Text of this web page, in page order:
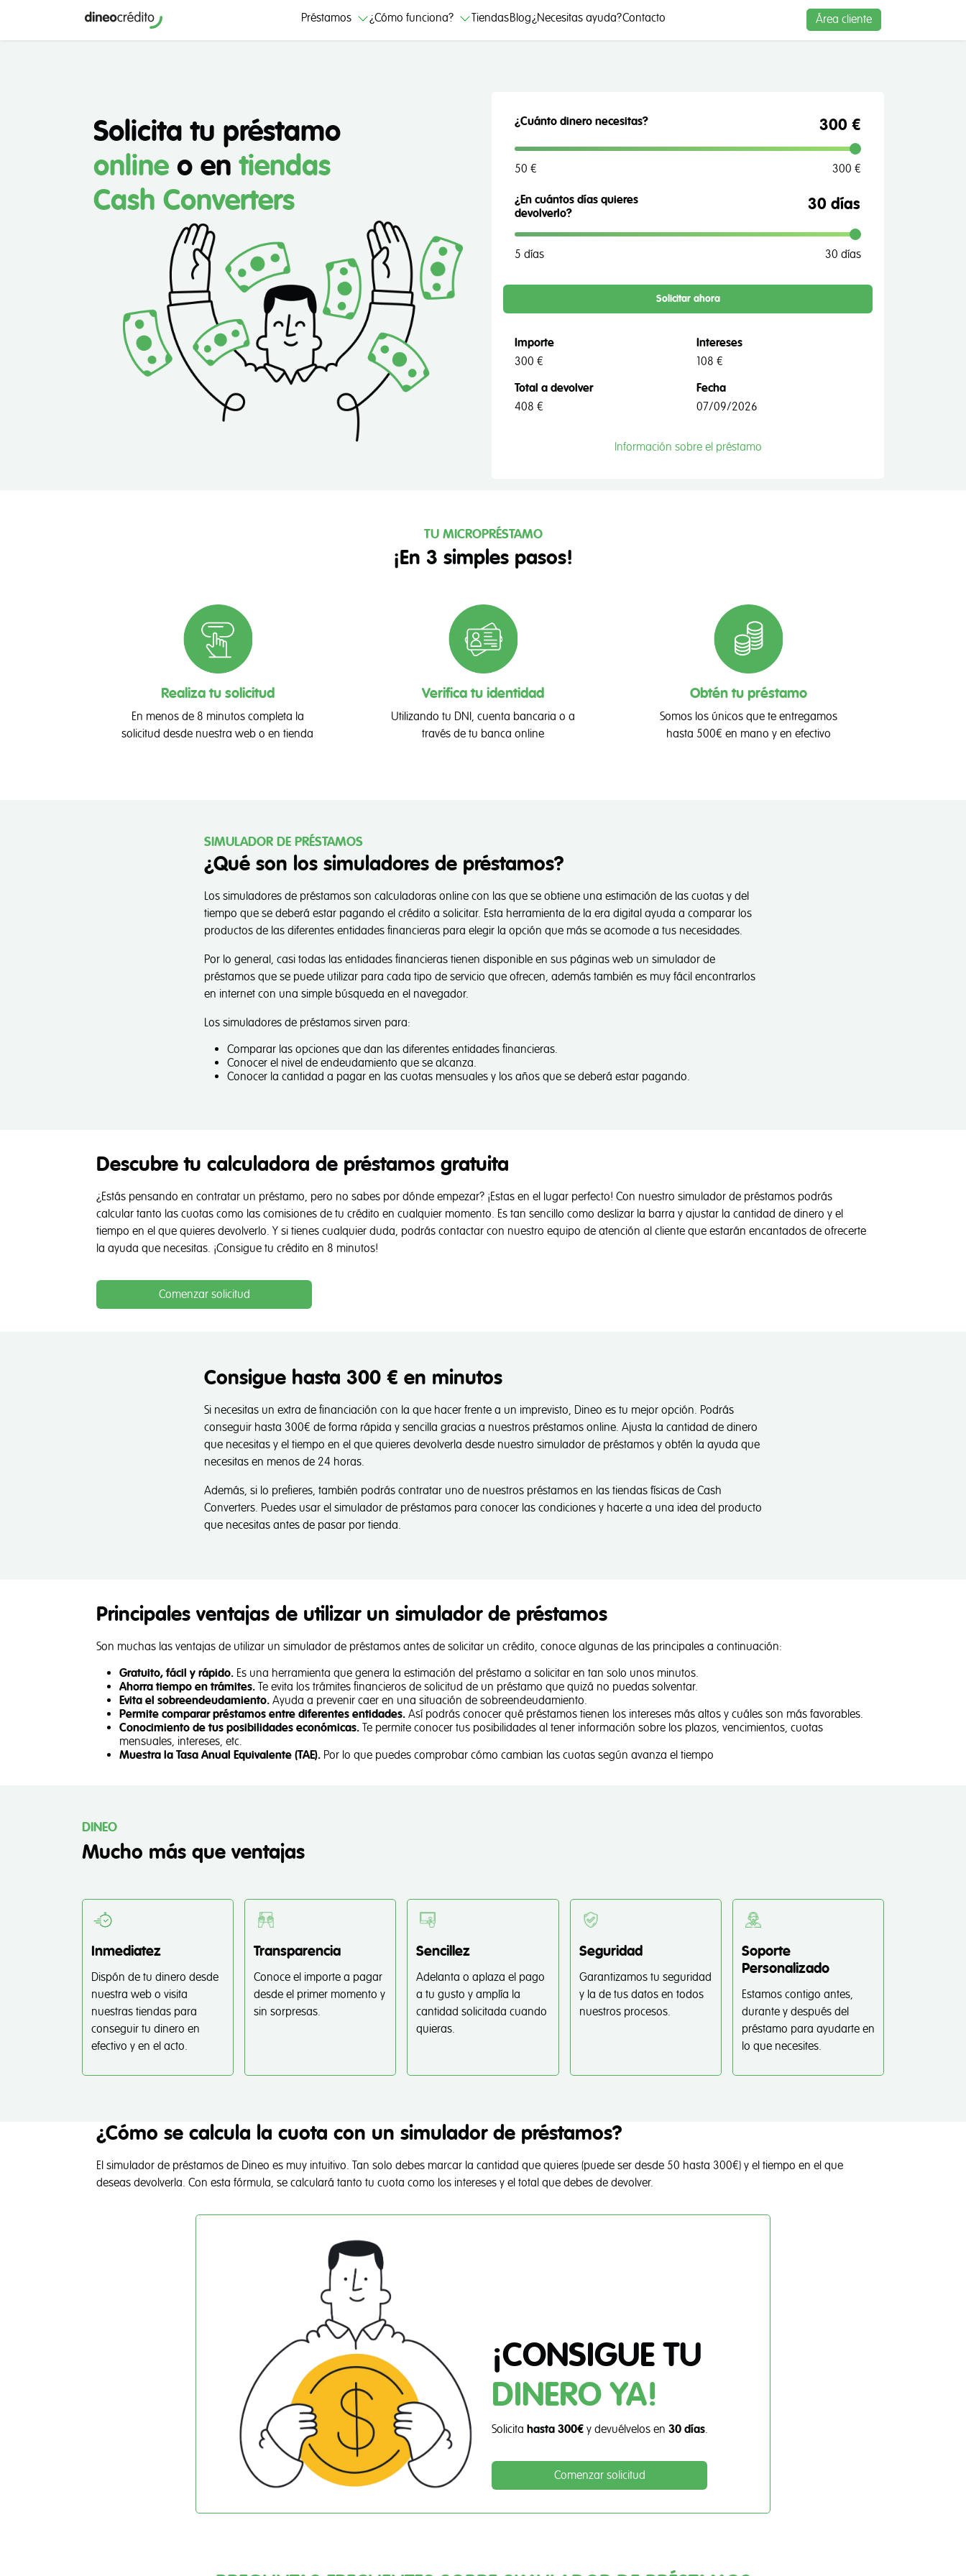
Préstamos ¿Cómo funciona? TiendasBlog¿Necesitas ayuda?Contacto Área cliente
Solicita tu préstamo
online o en tiendas
Cash Converters
¿Cuánto dinero necesitas? 300 €
50 € 300 €
¿En cuántos días quieres
devolverlo?
5 días 30 días
Solicitar ahora
Importe
300 €
Intereses
108 €
Total a devolver
408 €
Fecha
07/09/2026
Información sobre el préstamo
TU MICROPRÉSTAMO
¡En 3 simples pasos!
Realiza tu solicitud
En menos de 8 minutos completa la
solicitud desde nuestra web o en tienda
Verifica tu identidad
Utilizando tu DNI, cuenta bancaria o a
través de tu banca online
Obtén tu préstamo
Somos los únicos que te entregamos
hasta 500€ en mano y en efectivo
SIMULADOR DE PRÉSTAMOS
¿Qué son los simuladores de préstamos?
Los simuladores de préstamos son calculadoras online con las que se obtiene una estimación de las cuotas y del
tiempo que se deberá estar pagando el crédito a solicitar. Esta herramienta de la era digital ayuda a comparar los
productos de las diferentes entidades financieras para elegir la opción que más se acomode a tus necesidades.
Por lo general, casi todas las entidades financieras tienen disponible en sus páginas web un simulador de
préstamos que se puede utilizar para cada tipo de servicio que ofrecen, además también es muy fácil encontrarlos
en internet con una simple búsqueda en el navegador.
Los simuladores de préstamos sirven para:
Comparar las opciones que dan las diferentes entidades financieras.
Conocer el nivel de endeudamiento que se alcanza.
Conocer la cantidad a pagar en las cuotas mensuales y los años que se deberá estar pagando.
Descubre tu calculadora de préstamos gratuita
¿Estás pensando en contratar un préstamo, pero no sabes por dónde empezar? ¡Estas en el lugar perfecto! Con nuestro simulador de préstamos podrás
calcular tanto las cuotas como las comisiones de tu crédito en cualquier momento. Es tan sencillo como deslizar la barra y ajustar la cantidad de dinero y el
tiempo en el que quieres devolverlo. Y si tienes cualquier duda, podrás contactar con nuestro equipo de atención al cliente que estarán encantados de ofrecerte
la ayuda que necesitas. ¡Consigue tu crédito en 8 minutos!
Comenzar solicitud
Consigue hasta 300 € en minutos
Si necesitas un extra de financiación con la que hacer frente a un imprevisto, Dineo es tu mejor opción. Podrás
conseguir hasta 300€ de forma rápida y sencilla gracias a nuestros préstamos online. Ajusta la cantidad de dinero
que necesitas y el tiempo en el que quieres devolverla desde nuestro simulador de préstamos y obtén la ayuda que
necesitas en menos de 24 horas.
Además, si lo prefieres, también podrás contratar uno de nuestros préstamos en las tiendas físicas de Cash
Converters. Puedes usar el simulador de préstamos para conocer las condiciones y hacerte a una idea del producto
que necesitas antes de pasar por tienda.
Principales ventajas de utilizar un simulador de préstamos
Son muchas las ventajas de utilizar un simulador de préstamos antes de solicitar un crédito, conoce algunas de las principales a continuación:
Gratuito, fácil y rápido. Es una herramienta que genera la estimación del préstamo a solicitar en tan solo unos minutos.
Ahorra tiempo en trámites. Te evita los trámites financieros de solicitud de un préstamo que quizá no puedas solventar.
Evita el sobreendeudamiento. Ayuda a prevenir caer en una situación de sobreendeudamiento.
Permite comparar préstamos entre diferentes entidades. Así podrás conocer qué préstamos tienen los intereses más altos y cuáles son más favorables.
Conocimiento de tus posibilidades económicas. Te permite conocer tus posibilidades al tener información sobre los plazos, vencimientos, cuotas
mensuales, intereses, etc.
Muestra la Tasa Anual Equivalente (TAE). Por lo que puedes comprobar cómo cambian las cuotas según avanza el tiempo
DINEO
Mucho más que ventajas
Inmediatez
Dispón de tu dinero desde
nuestra web o visita
nuestras tiendas para
conseguir tu dinero en
efectivo y en el acto.
Transparencia
Conoce el importe a pagar
desde el primer momento y
sin sorpresas.
Sencillez
Adelanta o aplaza el pago
a tu gusto y amplía la
cantidad solicitada cuando
quieras.
Seguridad
Garantizamos tu seguridad
y la de tus datos en todos
nuestros procesos.
Soporte
Personalizado
Estamos contigo antes,
durante y después del
préstamo para ayudarte en
lo que necesites.
¿Cómo se calcula la cuota con un simulador de préstamos?
El simulador de préstamos de Dineo es muy intuitivo. Tan solo debes marcar la cantidad que quieres (puede ser desde 50 hasta 300€) y el tiempo en el que
deseas devolverla. Con esta fórmula, se calculará tanto tu cuota como los intereses y el total que debes de devolver.
¡CONSIGUE TU
DINERO YA!
Solicita hasta 300€ y devuélvelos en 30 días.
Comenzar solicitud
Privacidad y Políticas de Cookies
comercio seguro y fiable. Puedes consultar nuestra
diferentes navegadores. Pulsando el botón Aceptar prestas tu consentimiento para la utilización de dichas
cookies y podrás seguir navegando sin restricciones.